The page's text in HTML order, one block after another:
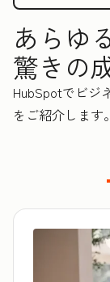
あらゆ
驚きの
HubSpotでビジ
をご紹介します。